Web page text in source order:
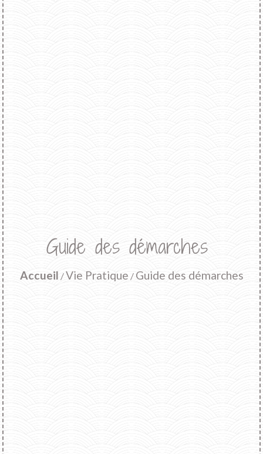
Guide des démarches
Accueil /Vie Pratique / Guide des démarches